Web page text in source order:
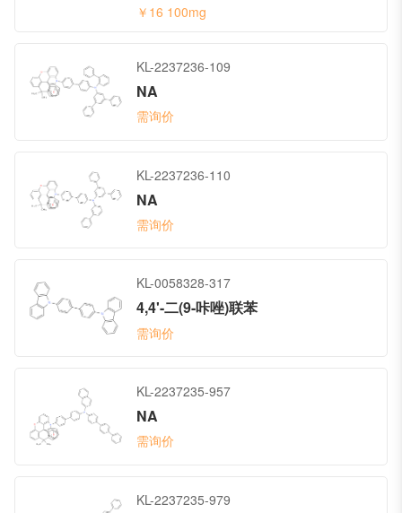
￥16 100mg
KL-2237236-109
NA
需询价
KL-2237236-110
NA
需询价
KL-0058328-317
4,4'-二(9-咔唑)联苯
需询价
KL-2237235-957
NA
需询价
KL-2237235-979